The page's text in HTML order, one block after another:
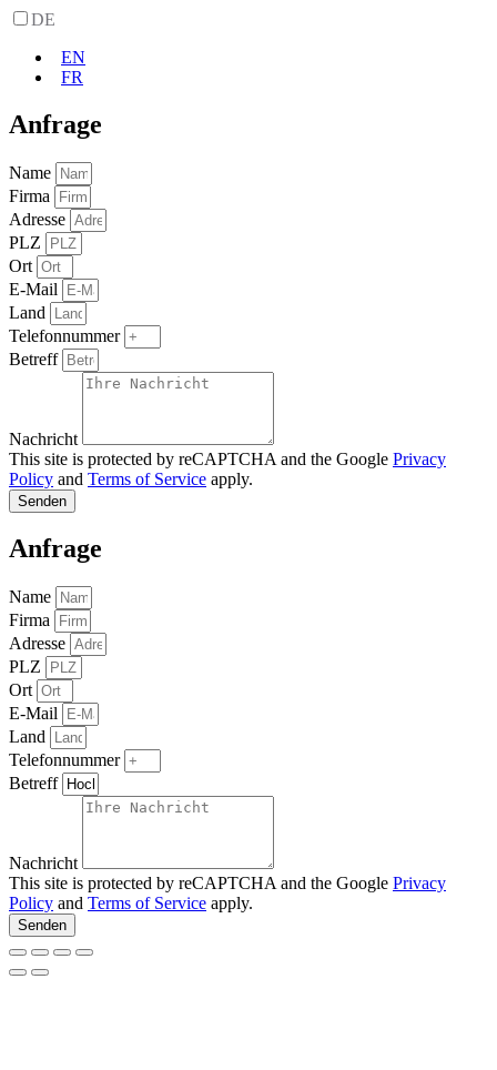
DE
EN
FR
Anfrage
Name
Firma
Adresse
PLZ
Ort
E-Mail
Land
Telefonnummer
Betreff
Nachricht
This site is protected by reCAPTCHA and the Google Privacy
Policy and Terms of Service apply.
Senden
Anfrage
Name
Firma
Adresse
PLZ
Ort
E-Mail
Land
Telefonnummer
Betreff
Nachricht
This site is protected by reCAPTCHA and the Google Privacy
Policy and Terms of Service apply.
Senden